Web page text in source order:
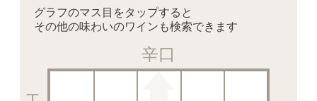
グラフのマス目をタップすると
その他の味わいのワインも検索できます
辛口